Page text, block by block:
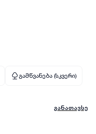
გამწვანება (სკვერი)
განათავსე